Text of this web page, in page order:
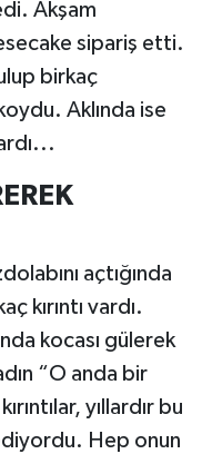
Akşam
sipariş etti.
birkaç
Aklında ise
açtığında
kırıntı vardı.
kocası gülerek
“O anda bir
yıllardır bu
Hep onun